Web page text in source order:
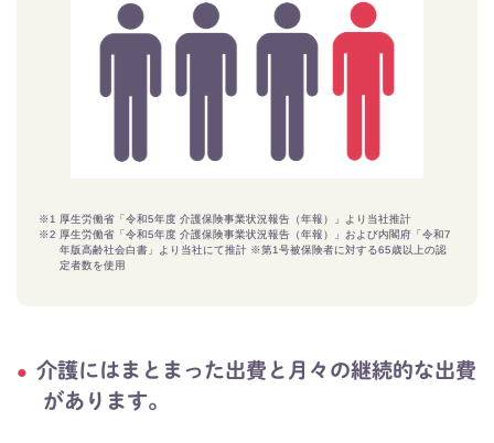
※1 厚生労働省「令和5年度 介護保険事業状況報告（年報）」より当社推計
※2 厚生労働省「令和5年度 介護保険事業状況報告（年報）」および内閣府「令和7
年版高齢社会白書」より当社にて推計 ※第1号被保険者に対する65歳以上の認
定者数を使用
介護にはまとまった出費と月々の継続的な出費
があります。